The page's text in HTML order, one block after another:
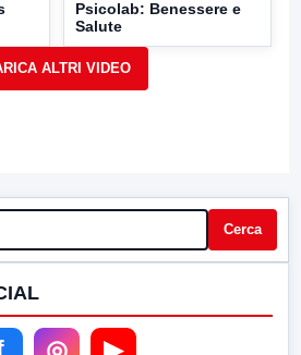
Psicolab: Benessere e
Salute
Cerca